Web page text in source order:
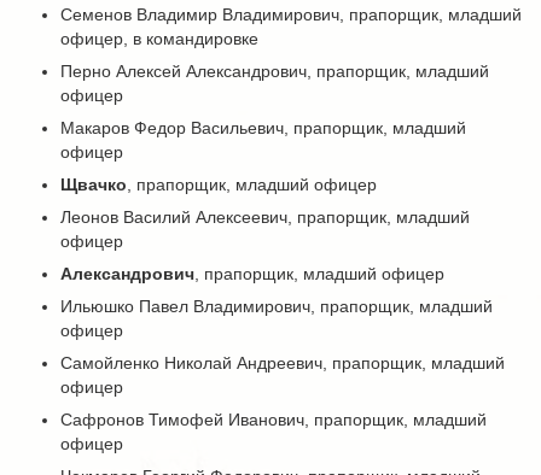
Семенов Владимир Владимирович, прапорщик, младший
офицер, в командировке
Перно Алексей Александрович, прапорщик, младший
офицер
Макаров Федор Васильевич, прапорщик, младший
офицер
Щвачко , прапорщик, младший офицер
Леонов Василий Алексеевич, прапорщик, младший
офицер
Александрович , прапорщик, младший офицер
Ильюшко Павел Владимирович, прапорщик, младший
офицер
Самойленко Николай Андреевич, прапорщик, младший
офицер
Сафронов Тимофей Иванович, прапорщик, младший
офицер